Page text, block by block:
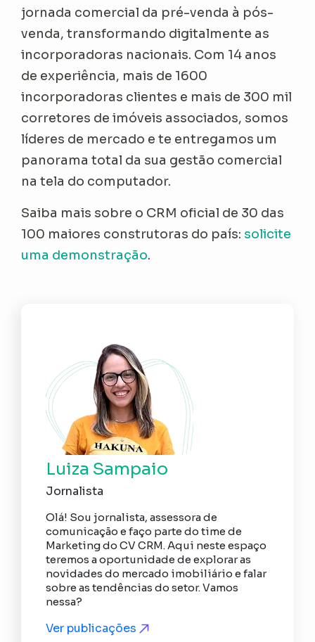
jornada comercial da pré-venda à pós-
venda, transformando digitalmente as
incorporadoras nacionais. Com 14 anos
de experiência, mais de 1600
incorporadoras clientes e mais de 300 mil
corretores de imóveis associados, somos
líderes de mercado e te entregamos um
panorama total da sua gestão comercial
na tela do computador.
Saiba mais sobre o CRM oficial de 30 das
100 maiores construtoras do país: solicite
uma demonstração.
Luiza Sampaio
Jornalista
Olá! Sou jornalista, assessora de
comunicação e faço parte do time de
Marketing do CV CRM. Aqui neste espaço
teremos a oportunidade de explorar as
novidades do mercado imobiliário e falar
sobre as tendências do setor. Vamos
nessa?
Ver publicações